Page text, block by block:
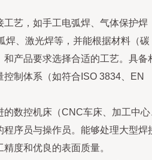
工艺，如手工电弧焊、气体保护焊
焊、激光焊等，并能根据材料（碳
和产品要求选择合适的工艺。具备
制体系（如符合ISO 3834、EN
的数控机床（CNC车床、加工中
程序员与操作员。能够处理大型焊
度和优良的表面质量。